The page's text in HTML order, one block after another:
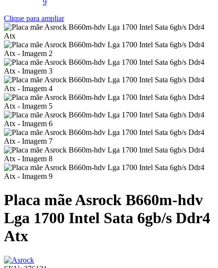
Clique para ampliar
Placa mãe Asrock B660m-hdv
Lga 1700 Intel Sata 6gb/s Ddr4
Atx